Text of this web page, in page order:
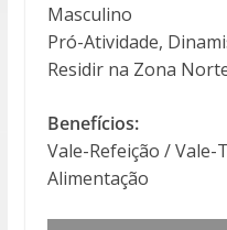
Masculino
Pró-Atividade,
Residir na Zona
Benefícios:
Vale-Refeição /
Alimentação